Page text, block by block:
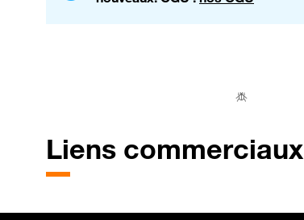
Liens commerciaux